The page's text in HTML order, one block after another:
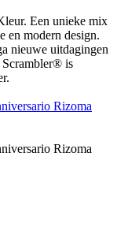
Een unieke mix
en modern design.
nieuwe uitdagingen
Scrambler® is
Rizoma
Rizoma